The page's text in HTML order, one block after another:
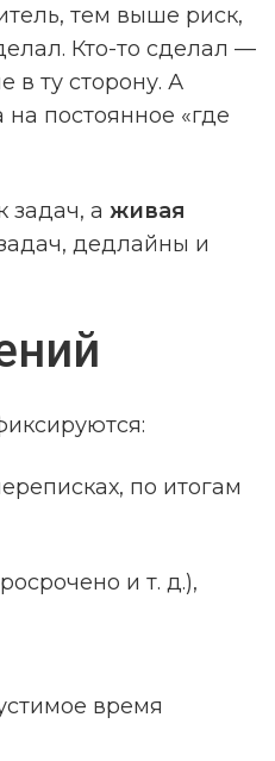
тем выше риск,
Кто-то сделал —
в ту сторону. А
постоянное «где
задач, а живая
задач, дедлайны и
по итогам
и т. д.),
время